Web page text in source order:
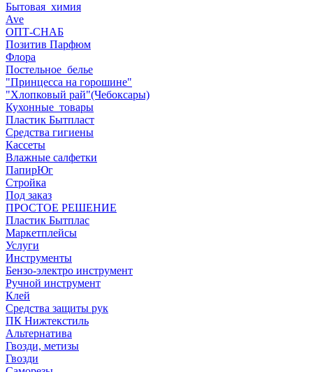
Бытовая_химия
Ave
ОПТ-СНАБ
Позитив Парфюм
Флора
Постельное_белье
"Принцесса на горошине"
"Хлопковый рай"(Чебоксары)
Кухонные_товары
Пластик Бытпласт
Средства гигиены
Кассеты
Влажные салфетки
ПапирЮг
Стройка
Под заказ
ПРОСТОЕ РЕШЕНИЕ
Пластик Бытплас
Маркетплейсы
Услуги
Инструменты
Бензо-электро инструмент
Ручной инструмент
Клей
Средства защиты рук
ПК Нижтекстиль
Альтернатива
Гвозди, метизы
Гвозди